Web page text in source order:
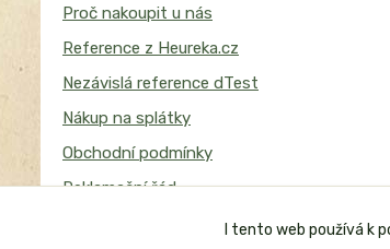
Proč nakoupit u nás
Reference z Heureka.cz
Nezávislá reference dTest
Nákup na splátky
Obchodní podmínky
Reklamační řád
I tento web používá k